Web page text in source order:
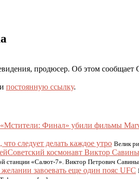
продюсер. Об этом сообщает
постоянную ссылку.
«Мстители: Финал» убили фильмы
следует делать каждое утро Велик
Советский космонавт Виктор
станции «Салют-7». Виктор Петрович
завоевать еще один пояс UFC